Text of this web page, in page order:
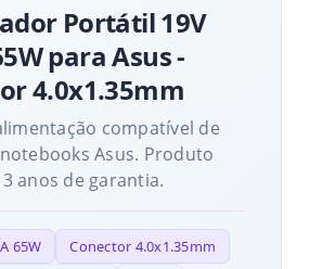
Portátil 19V
para Asus -
4.0x1.35mm
compatível de
Asus. Produto
anos de garantia.
65W
Conector 4.0x1.35mm